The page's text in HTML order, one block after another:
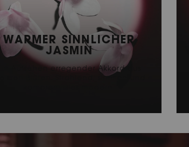
WARMER SINNLICHER
JASMIN
Ein Aufsehen erregender Akkord aus